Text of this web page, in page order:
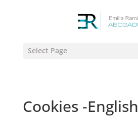
Select Page
Cookies -English